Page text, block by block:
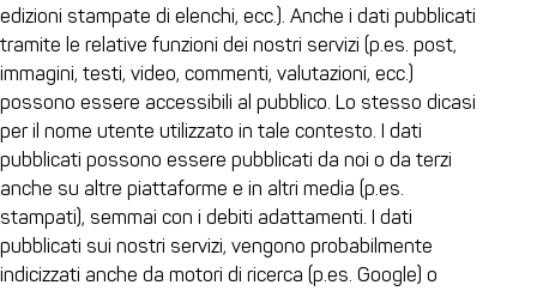
edizioni stampate di elenchi, ecc.). Anche i dati pubblicati
tramite le relative funzioni dei nostri servizi (p.es. post,
immagini, testi, video, commenti, valutazioni, ecc.)
possono essere accessibili al pubblico. Lo stesso dicasi
per il nome utente utilizzato in tale contesto. I dati
pubblicati possono essere pubblicati da noi o da terzi
anche su altre piattaforme e in altri media (p.es.
stampati), semmai con i debiti adattamenti. I dati
pubblicati sui nostri servizi, vengono probabilmente
indicizzati anche da motori di ricerca (p.es. Google) o